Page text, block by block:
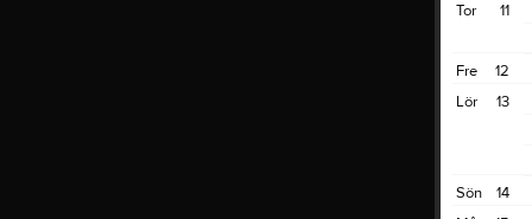
11
Tor
12
Fre
13
Lör
14
Sön